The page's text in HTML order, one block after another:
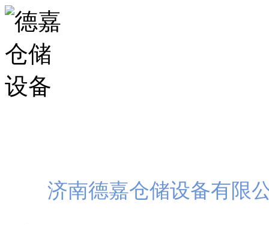
济南德嘉仓储设备有